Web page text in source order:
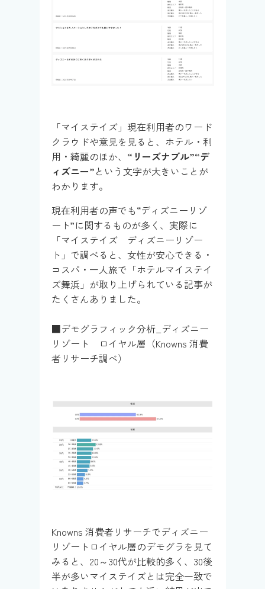
「マイステイズ」現在利用者のワード
クラウドや意見を見ると、ホテル・利
用・綺麗のほか、 “リーズナブル”“デ
ィズニー”という文字が大きいことが
わかります。
現在利用者の声でも“ディズニーリゾ
ート”に関するものが多く、実際に
「マイステイズ ディズニーリゾー
ト」で調べると、女性が安心できる・
コスパ・一人旅で「ホテルマイステイ
ズ舞浜」が取り上げられている記事が
たくさんありました。
■デモグラフィック分析_ディズニー
リゾート ロイヤル層（Knowns 消費
者リサーチ調べ）
Knowns 消費者リサーチでディズニー
リゾートロイヤル層のデモグラを見て
みると、20～30代が比較的多く、30後
半が多いマイステイズとは完全一致で